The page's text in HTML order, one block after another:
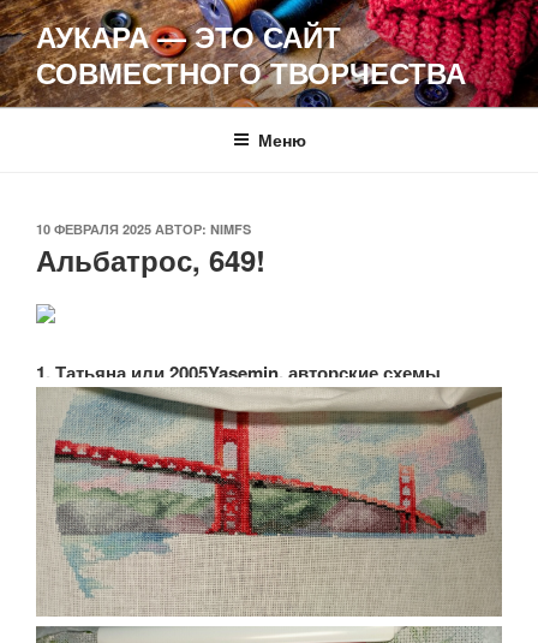
Перейти
к
содержимому
АУКАРА — ЭТО САЙТ
СОВМЕСТНОГО ТВОРЧЕСТВА
Меню
ОПУБЛИКОВАНО
10 ФЕВРАЛЯ 2025 АВТОР: NIMFS
Альбатрос, 649!
1. Татьяна или 2005Yasemin, авторские схемы